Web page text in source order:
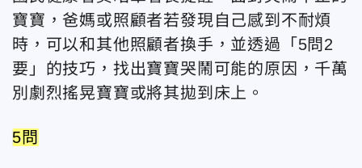
寶寶，爸媽或照顧者若發現自己感到不耐煩
時，可以和其他照顧者換手，並透過「5問2
要」的技巧，找出寶寶哭鬧可能的原因，千萬
別劇烈搖晃寶寶或將其拋到床上。
5問